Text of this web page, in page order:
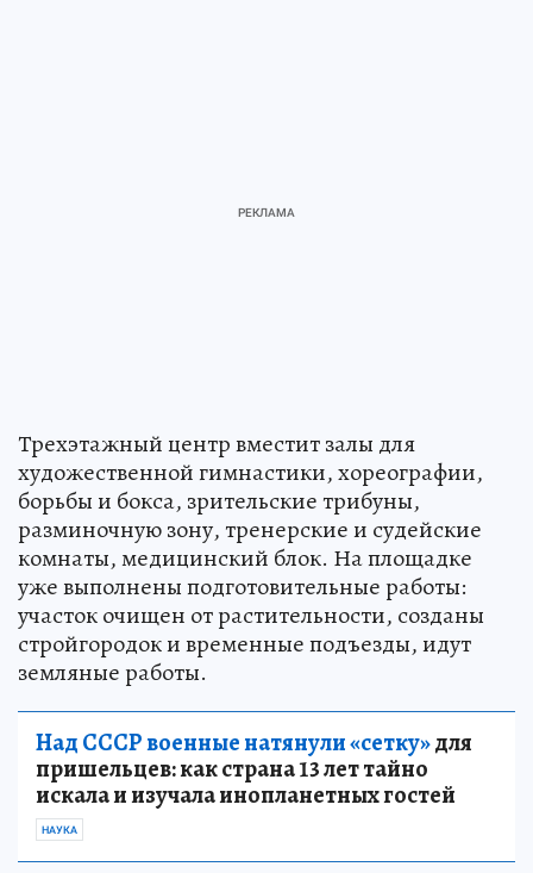
Трехэтажный центр вместит залы для
художественной гимнастики, хореографии,
борьбы и бокса, зрительские трибуны,
разминочную зону, тренерские и судейские
комнаты, медицинский блок. На площадке
уже выполнены подготовительные работы:
участок очищен от растительности, созданы
стройгородок и временные подъезды, идут
земляные работы.
Над СССР военные натянули «сетку»для
пришельцев: как страна 13 лет тайно
искала и изучала инопланетных гостей
НАУКА